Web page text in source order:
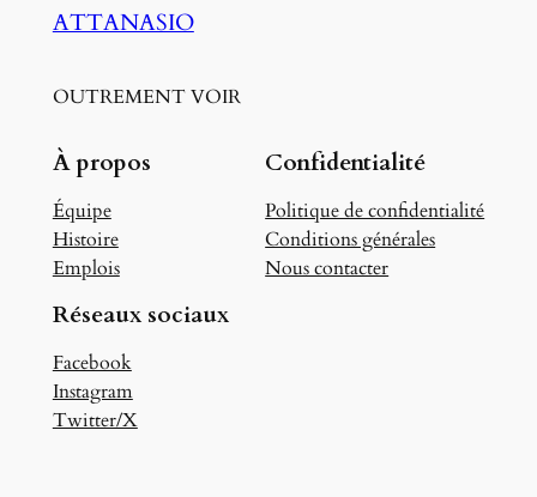
ATTANASIO
OUTREMENT VOIR
À propos
Équipe
Histoire
Emplois
Confidentialité
Politique de confidentialité
Conditions générales
Nous contacter
Réseaux sociaux
Facebook
Instagram
Twitter/X